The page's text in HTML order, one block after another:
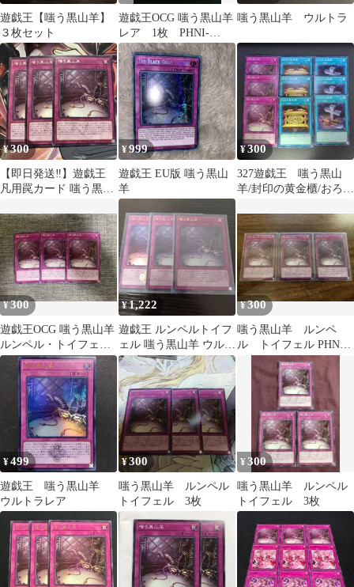
遊戯王【嗤う黒山羊】
３枚セット
遊戯王OCG 嗤う黒山羊
レア 1枚 PHNI-
JP078
嗤う黒山羊 ウルトラ
¥300
【即日発送‼︎】遊戯王
凡用罠カード 嗤う黒山
ル 3枚セット
¥999
遊戯王 EU版 嗤う黒山
羊
¥300
327遊戯王 嗤う黒山
羊/封印の黄金櫃/おろか
¥300
遊戯王OCG 嗤う黒山羊
ルンペル・トイフェル
ノーマル 3枚
¥1,222
遊戯王 ルンペルトイフ
ェル 嗤う黒山羊 ウルト
ラ CF01 三枚
¥300
嗤う黒山羊 ルンペ
ル トイフェル PHNI
字レア 3枚
¥499
遊戯王 嗤う黒山羊
ウルトラレア
¥300
嗤う黒山羊 ルンペル
トイフェル 3枚
¥300
嗤う黒山羊 ルンペル
トイフェル 3枚